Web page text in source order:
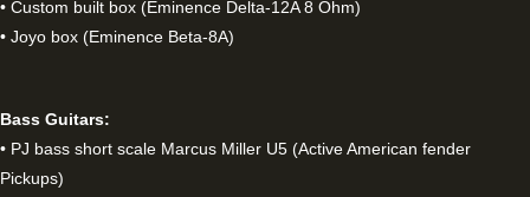
• Custom built box (Eminence Delta-12A 8 Ohm)
• Joyo box (Eminence Beta-8A)
Bass Guitars:
• PJ bass short scale Marcus Miller U5 (Active American fender
Pickups)